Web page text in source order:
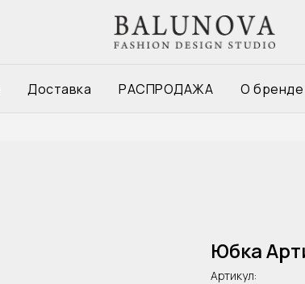
Доставка РАСПРОДАЖА О бренде
Юбка
Артикул: